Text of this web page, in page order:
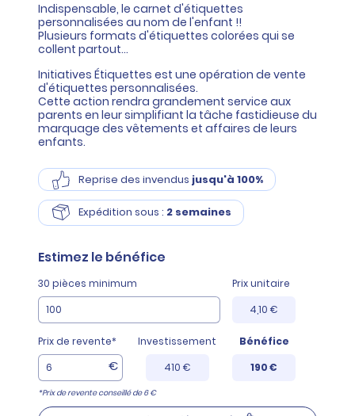
Indispensable, le carnet d'étiquettes
personnalisées au nom de l'enfant !!
Plusieurs formats d'étiquettes colorées qui se
collent partout...
Initiatives Étiquettes est une opération de vente
d'étiquettes personnalisées.
Cette action rendra grandement service aux
parents en leur simplifiant la tâche fastidieuse du
marquage des vêtements et affaires de leurs
enfants.
Reprise des invendus jusqu'à 100%
Expédition sous : 2 semaines
Estimez le bénéfice
30 pièces minimum
Prix unitaire
4,10 €
Prix de revente*
€
Investissement
410 €
Bénéfice
190 €
*Prix de revente conseillé de 6 €